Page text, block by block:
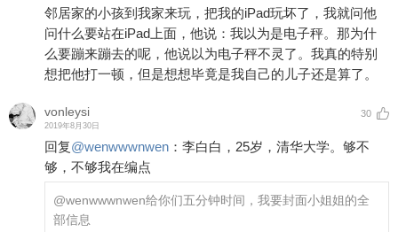
邻居家的小孩到我家来玩，把我的iPad玩坏了，我就问他
问什么要站在iPad上面，他说：我以为是电子秤。那为什
么要蹦来蹦去的呢，他说以为电子秤不灵了。我真的特别
想把他打一顿，但是想想毕竟是我自己的儿子还是算了。
vonleysi
2019年8月30日
30
回复@wenwwwnwen ： 李白白，25岁，清华大学。够不
够，不够我在编点
@wenwwwnwen给你们五分钟时间，我要封面小姐姐的全
部信息